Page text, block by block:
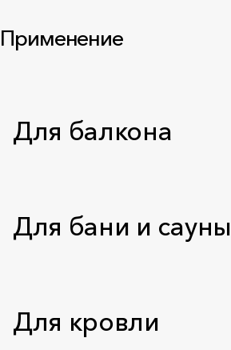
Применение
Для балкона
Для бани и сауны
Для кровли